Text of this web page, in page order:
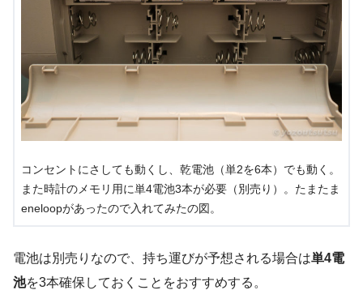
コンセントにさしても動くし、乾電池（単2を6本）でも動く。
また時計のメモリ用に単4電池3本が必要（別売り）。たまたま
eneloopがあったので入れてみたの図。
電池は別売りなので、持ち運びが予想される場合は単4電
池を3本確保しておくことをおすすめする。